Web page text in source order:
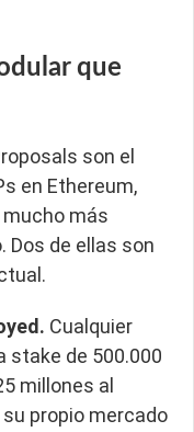
que
son el
en Ethereum,
más
Dos de ellas son
Cualquier
stake de 500.000
millones al
propio mercado